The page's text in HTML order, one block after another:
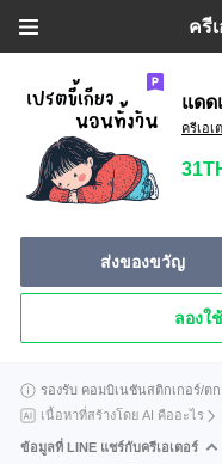
ครี
แดด
ครีเอ
ส่งของขวัญ
ลองใ
รองรับ คอมบิเนชันสติกเกอร์/ต
เนื้อหาที่สร้างโดย AI คืออะไร
ข้อมูลที่ LINE แชร์กับครีเอเตอร์